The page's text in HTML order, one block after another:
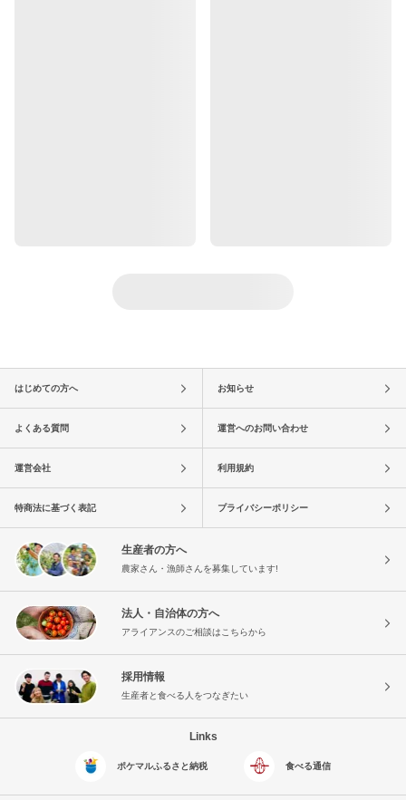
はじめての方へ お知らせ
よくある質問 運営へのお問い合わせ
運営会社 利用規約
特商法に基づく表記 プライバシーポリシー
生産者の方へ
農家さん・漁師さんを募集しています!
法人・自治体の方へ
アライアンスのご相談はこちらから
採用情報
生産者と食べる人をつなぎたい
Links
ポケマルふるさと納税 食べる通信